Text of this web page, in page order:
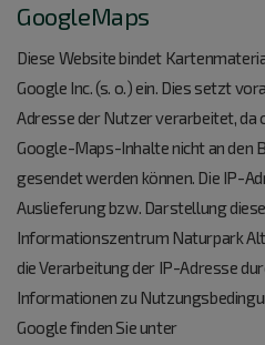
GoogleMaps
Diese Website bindet
Google Inc. (s. o.) ein. Dies setzt
Adresse der Nutzer verarbeitet, da
Google-Maps-Inhalte nicht an den
gesendet werden können. Die IP-
Auslieferung bzw. Darstellung
Informationszentrum Naturpark
die Verarbeitung der IP-Adresse
Informationen zu
Google finden Sie unter